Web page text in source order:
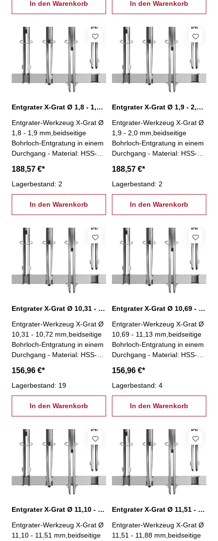
Aufspannung- einfache und
stabile Bauweise- besonders
geeignet für jede Maschine
und nahezu jedes Wekstück-
Winkel Vorwärtssenkung: 45°-
Winkel Rückwärtssenkung:
33°
In den Warenkorb
Aufspannung- einfache und
stabile Bauweise- besonders
geeignet für jede Maschine
und nahezu jedes Wekstück-
Winkel Vorwärtssenkung: 45°-
Winkel Rückwärtssenkung:
33°
In den Warenkorb
Entgrater X-Grat Ø 1,8 - 1,9 mm, XG-1,8
Entgrater-Werkzeug X-Grat Ø
1,8 - 1,9 mm,beidseitige
Bohrloch-Entgratung in einem
Durchgang - Material: HSS-
Entgratung an unzugänglichen
Stellen (z.B. Hohlkörper)-
Einsparung einer zweiten
Aufspannung- einfache und
stabile Bauweise- besonders
geeignet für jede Maschine
und nahezu jedes Wekstück-
Winkel Vorwärtssenkung: 45°-
Winkel Rückwärtssenkung:
33°
188,57 €*
Lagerbestand: 2
In den Warenkorb
Entgrater X-Grat Ø 1,9 - 2,0 mm, XG-1,9
Entgrater-Werkzeug X-Grat Ø
1,9 - 2,0 mm,beidseitige
Bohrloch-Entgratung in einem
Durchgang - Material: HSS-
Entgratung an unzugänglichen
Stellen (z.B. Hohlkörper)-
Einsparung einer zweiten
Aufspannung- einfache und
stabile Bauweise- besonders
geeignet für jede Maschine
und nahezu jedes Wekstück-
Winkel Vorwärtssenkung: 45°-
Winkel Rückwärtssenkung:
33°
188,57 €*
Lagerbestand: 2
In den Warenkorb
Entgrater X-Grat Ø 10,31 - 10,72 mm, XG-10,31
Entgrater-Werkzeug X-Grat Ø
10,31 - 10,72 mm,beidseitige
Bohrloch-Entgratung in einem
Durchgang - Material: HSS-
Entgratung an unzugänglichen
Stellen (z.B. Hohlkörper)-
Einsparung einer zweiten
Aufspannung- einfache und
stabile Bauweise- besonders
geeignet für jede Maschine
und nahezu jedes Wekstück-
Winkel Vorwärtssenkung: 45°-
Winkel Rückwärtssenkung:
33°
156,96 €*
Lagerbestand: 19
In den Warenkorb
Entgrater X-Grat Ø 10,69 - 11,13 mm, XG-10,69
Entgrater-Werkzeug X-Grat Ø
10,69 - 11,13 mm,beidseitige
Bohrloch-Entgratung in einem
Durchgang - Material: HSS-
Entgratung an unzugänglichen
Stellen (z.B. Hohlkörper)-
Einsparung einer zweiten
Aufspannung- einfache und
stabile Bauweise- besonders
geeignet für jede Maschine
und nahezu jedes Wekstück-
Winkel Vorwärtssenkung: 45°-
Winkel Rückwärtssenkung:
33°
156,96 €*
Lagerbestand: 4
In den Warenkorb
Entgrater X-Grat Ø 11,10 - 11,51 mm, XG-11,1
Entgrater-Werkzeug X-Grat Ø
11,10 - 11,51 mm,beidseitige
Entgrater X-Grat Ø 11,51 - 11,88 mm, XG-11,51
Entgrater-Werkzeug X-Grat Ø
11,51 - 11,88 mm,beidseitige